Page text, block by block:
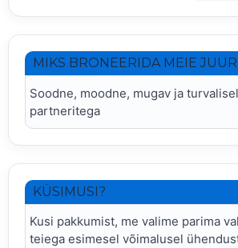
MIKS BRONEERIDA MEIE
Soodne, moodne, mugav ja
partneritega
KÜSIMUSI?
Kusi pakkumist, me valime parima
teiega esimesel võimalusel